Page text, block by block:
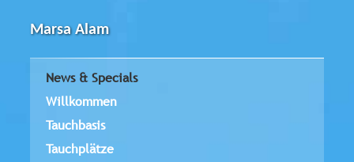
Marsa Alam
News & Specials
Willkommen
Tauchbasis
Tauchplätze